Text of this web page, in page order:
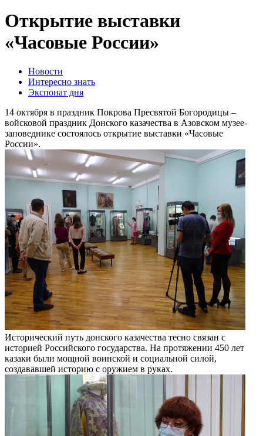
Открытие выставки
«Часовые России»
Новости
Интересно знать
Экспонат дня
14 октября в праздник Покрова Пресвятой Богородицы –
войсковой праздник Донского казачества в Азовском музее-
заповеднике состоялось открытие выставки «Часовые
России».
Исторический путь донского казачества тесно связан с
историей Российского государства. На протяжении 450 лет
казаки были мощной воинской и социальной силой,
создававшей историю с оружием в руках.